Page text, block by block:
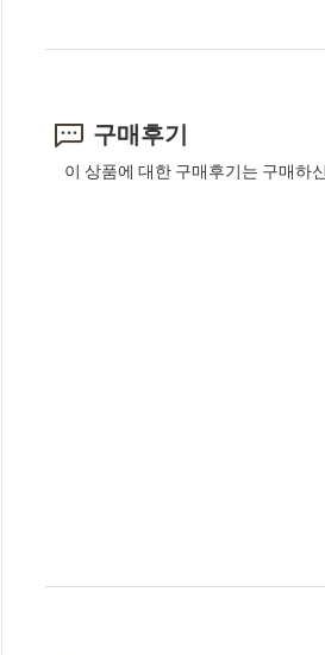
구매후기
이 상품에 대한 구매후기는 구매하